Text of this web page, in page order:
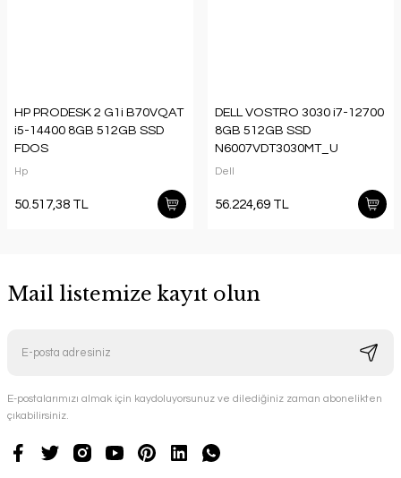
HP PRODESK 2 G1i B70VQAT
i5-14400 8GB 512GB SSD
FDOS
Hp
50.517,38 TL
DELL VOSTRO 3030 i7-12700
8GB 512GB SSD
N6007VDT3030MT_U
Dell
56.224,69 TL
Mail listemize kayıt olun
E-postalarımızı almak için kaydoluyorsunuz ve dilediğiniz zaman abonelikten
çıkabilirsiniz.